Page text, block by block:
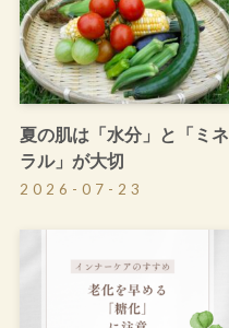
夏の肌は「水分」と「ミネ
ラル」が大切
2026-07-23